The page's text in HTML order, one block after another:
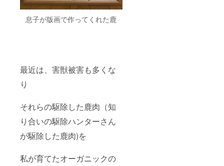
息子が版画で作ってくれた鹿
最近は、害獣被害も多くな
り
それらの駆除した鹿肉（知
り合いの駆除ハンターさん
が駆除した鹿肉)を
私が育てたオーガニックの